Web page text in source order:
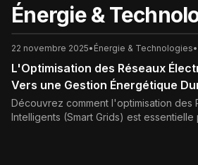
Énergie &
22 novembre 2025• Énergie & Technologies•
L'Optimisation des Réseaux
Vers une Gestion Énergétique
Découvrez comment l'optimisation des
Intelligents (Smart Grids) est essentielle